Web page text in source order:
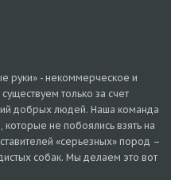
руки» - некоммерческое и
только за счет
добрых людей. Наша команда
не побоялись взять на
«серьезных» пород –
собак. Мы делаем это вот